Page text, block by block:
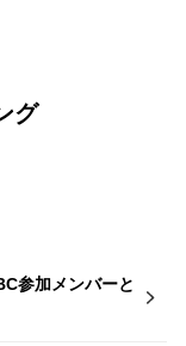
グ
参加メンバーと